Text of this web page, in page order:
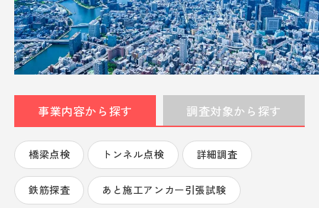
お知らせ
お問い合わせ・資料請求
Nagoya 0568-87-6520
9:00-17:00受付 定休日:土日祝
事業内容から探す
橋梁点検 トンネル点検 詳細調査
鉄筋探査 あと施工アンカー引張試験
調査対象から探す